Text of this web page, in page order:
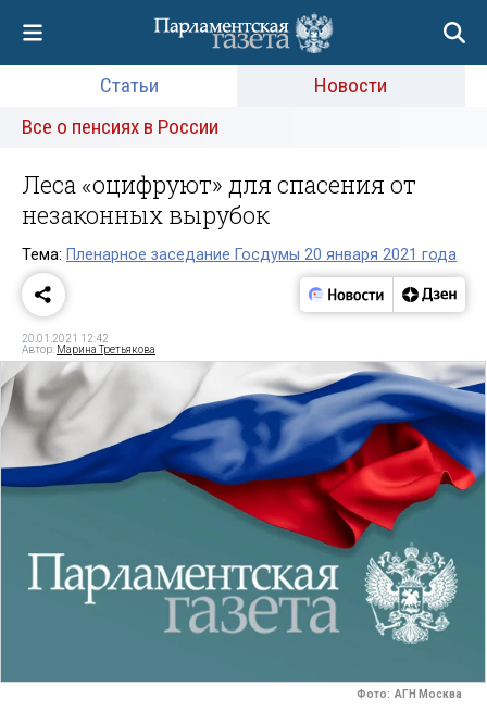
Статьи
Новости
Все о пенсиях в России
Леса «оцифруют» для спасения от
незаконных вырубок
Тема: Пленарное заседание Госдумы 20 января 2021 года
20.01.2021 12:42
Автор: Марина Третьякова
Фото: АГН Москва